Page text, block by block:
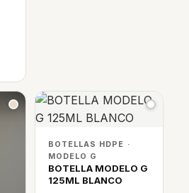
BOTELLAS HDPE ·
MODELO G
BOTELLA MODELO G
125ML BLANCO